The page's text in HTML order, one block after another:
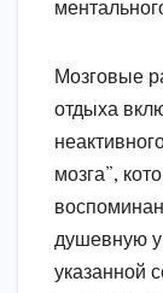
Мозговые
отдыха
мозга”,
душевную
указанной